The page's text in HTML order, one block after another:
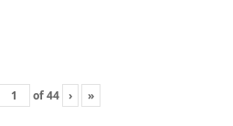
of44 › »